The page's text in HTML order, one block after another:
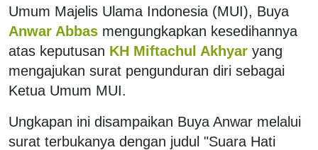
Umum Majelis Ulama Indonesia (MUI), Buya
Anwar Abbas mengungkapkan kesedihannya
atas keputusan KH Miftachul Akhyar yang
mengajukan surat pengunduran diri sebagai
Ketua Umum MUI.
Ungkapan ini disampaikan Buya Anwar melalui
surat terbukanya dengan judul "Suara Hati